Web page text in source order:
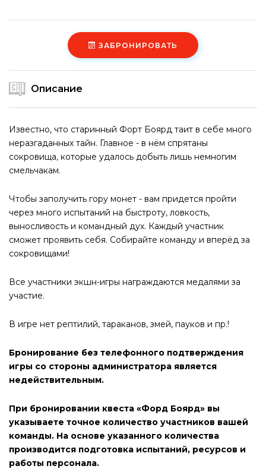
ЗАБРОНИРОВАТЬ
Описание
Известно, что старинный Форт Боярд таит в себе много
неразгаданных тайн. Главное - в нём спрятаны
сокровища, которые удалось добыть лишь немногим
смельчакам.
Чтобы заполучить гору монет - вам придется пройти
через много испытаний на быстроту, ловкость,
выносливость и командный дух. Каждый участник
сможет проявить себя. Собирайте команду и вперёд за
сокровищами!
Все участники экшн-игры награждаются медалями за
участие.
В игре нет рептилий, тараканов, змей, пауков и пр.!
Бронирование без телефонного подтверждения
игры со стороны администратора является
недействительным.
При бронировании квеста «Форд Боярд» вы
указываете точное количество участников вашей
команды. На основе указанного количества
производится подготовка испытаний, ресурсов и
работы персонала.